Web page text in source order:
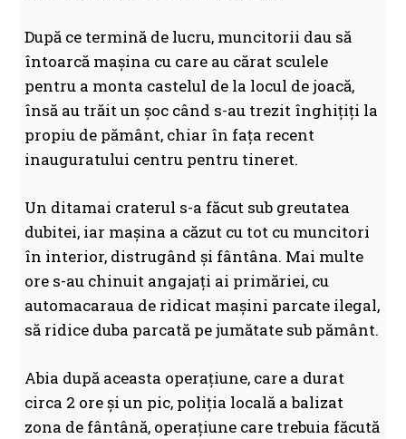
După ce termină de lucru, muncitorii dau să
întoarcă mașina cu care au cărat sculele
pentru a monta castelul de la locul de joacă,
însă au trăit un șoc când s-au trezit înghițiți la
propiu de pământ, chiar în fața recent
inauguratului centru pentru tineret.
Un ditamai craterul s-a făcut sub greutatea
dubitei, iar mașina a căzut cu tot cu muncitori
în interior, distrugând și fântâna. Mai multe
ore s-au chinuit angajați ai primăriei, cu
automacaraua de ridicat mașini parcate ilegal,
să ridice duba parcată pe jumătate sub pământ.
Abia după aceasta operațiune, care a durat
circa 2 ore și un pic, poliția locală a balizat
zona de fântână, operațiune care trebuia făcută